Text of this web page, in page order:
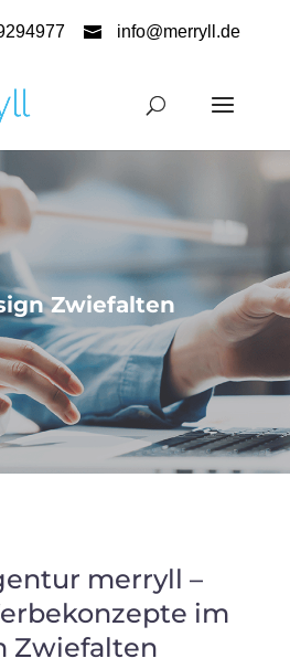
info@merryll.de
Zwiefalten
merryll –
im
Zwiefalten